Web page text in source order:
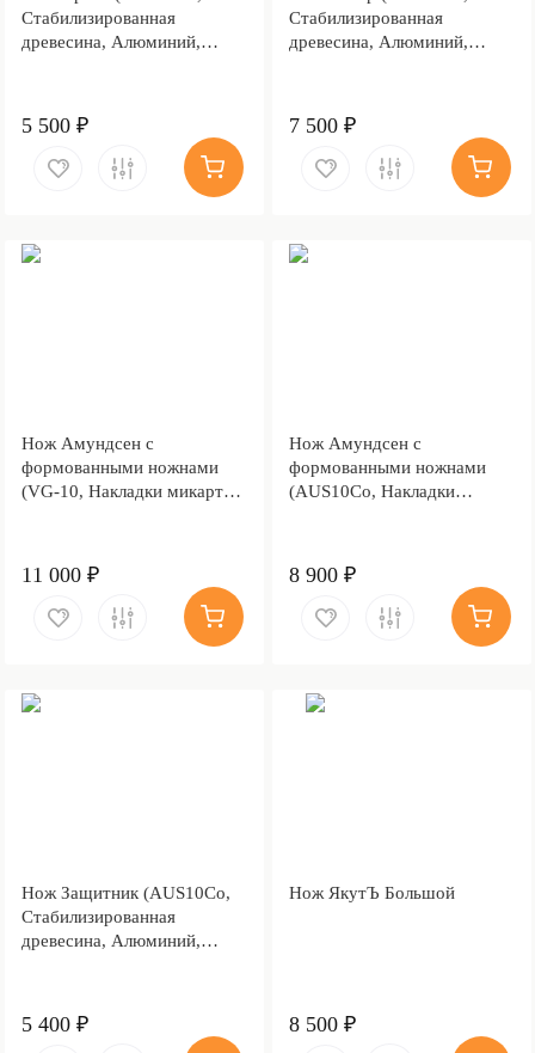
Стабилизированная
древесина, Алюминий,
5 500 ₽
Стабилизированная
древесина, Алюминий,
7 500 ₽
Нож Амундсен с
формованными ножнами
(VG-10, Накладки микарта,
11 000 ₽
Нож Амундсен с
формованными ножнами
(AUS10Co, Накладки
8 900 ₽
Нож Защитник (AUS10Co,
Стабилизированная
древесина, Алюминий,
5 400 ₽
Нож ЯкутЪ Большой
8 500 ₽